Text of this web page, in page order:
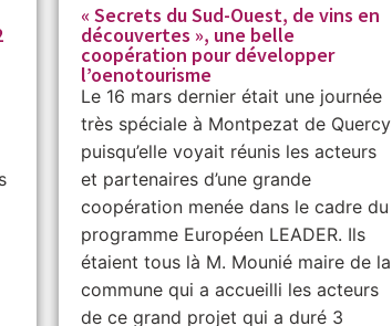
« Secrets du Sud-Ouest, de vins en
découvertes », une belle
coopération pour développer
l’oenotourisme
Le 16 mars dernier était une journée
très spéciale à Montpezat de Quercy
puisqu’elle voyait réunis les acteurs
et partenaires d’une grande
coopération menée dans le cadre du
programme Européen LEADER. Ils
étaient tous là M. Mounié maire de la
commune qui a accueilli les acteurs
de ce grand projet qui a duré 3